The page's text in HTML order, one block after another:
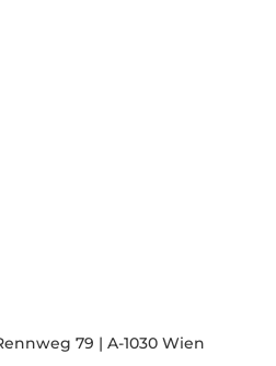
79 | A-1030 Wien